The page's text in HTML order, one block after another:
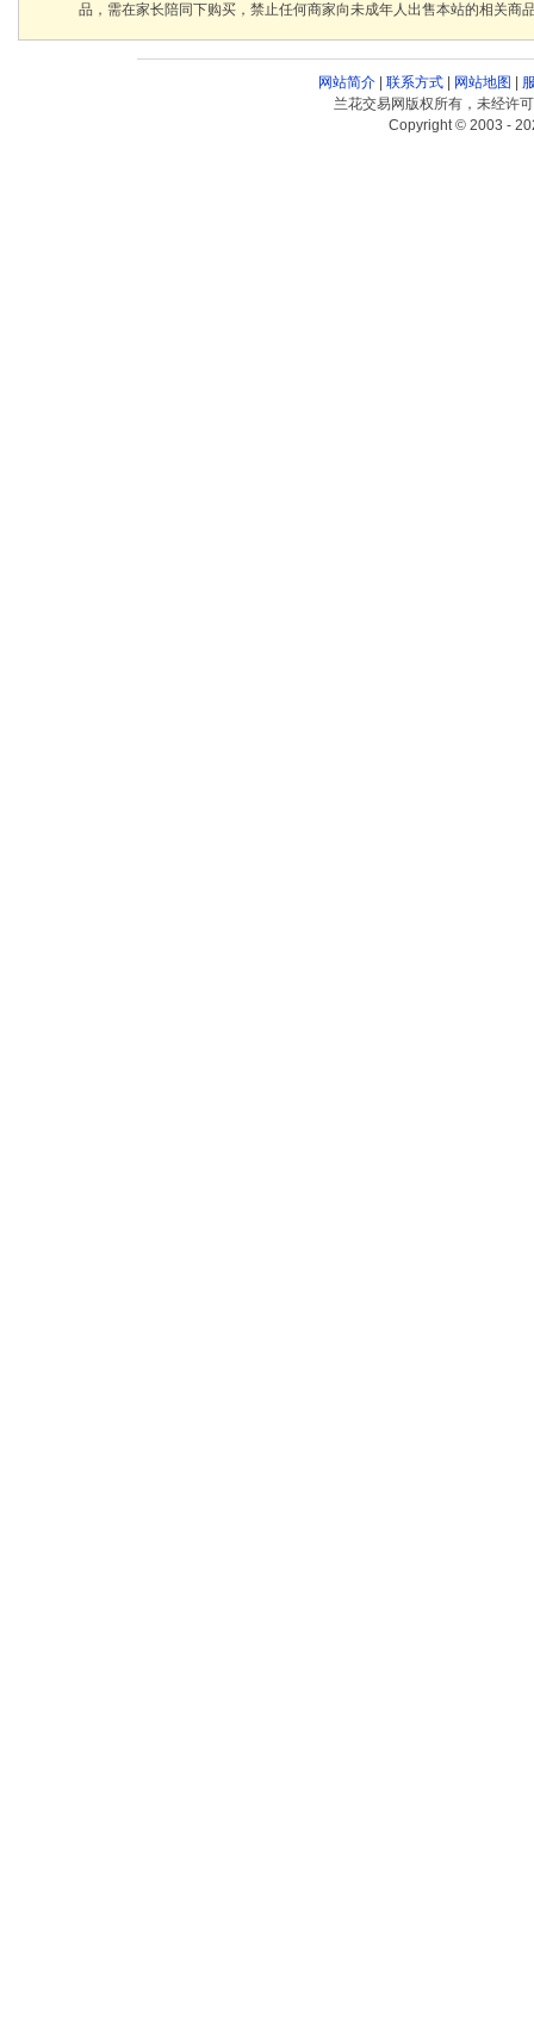
品，需在家长陪同下购买，禁止任何商家向未成年人出售本站的相关商
网站简介| 联系方式| 网站地图
兰花交易网版权所有，未经许
Copyright © 2003 -